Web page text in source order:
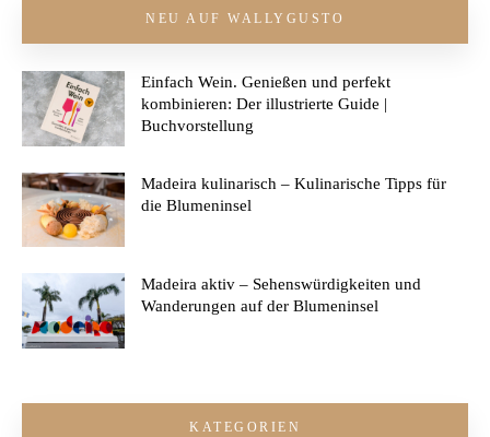
NEU AUF WALLYGUSTO
Einfach Wein. Genießen und perfekt
kombinieren: Der illustrierte Guide |
Buchvorstellung
Madeira kulinarisch – Kulinarische Tipps für
die Blumeninsel
Madeira aktiv – Sehenswürdigkeiten und
Wanderungen auf der Blumeninsel
KATEGORIEN